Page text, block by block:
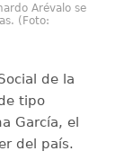
Arévalo se
(Foto:
de la
tipo
García, el
del país.